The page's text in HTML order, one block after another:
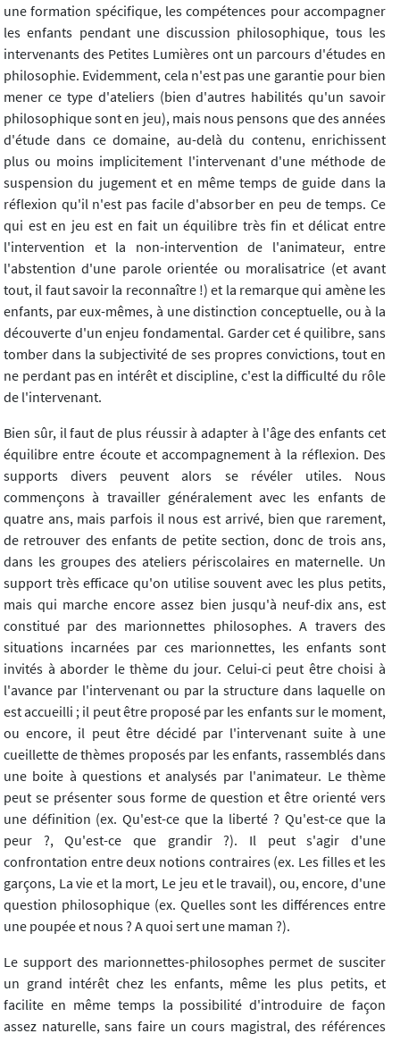
une formation spécifique, les compétences pour accompagner
les enfants pendant une discussion philosophique, tous les
intervenants des Petites Lumières ont un parcours d'études en
philosophie. Evidemment, cela n'est pas une garantie pour bien
mener ce type d'ateliers (bien d'autres habilités qu'un savoir
philosophique sont en jeu), mais nous pensons que des années
d'étude dans ce domaine, au-delà du contenu, enrichissent
plus ou moins implicitement l'intervenant d'une méthode de
suspension du jugement et en même temps de guide dans la
réflexion qu'il n'est pas facile d'absorber en peu de temps. Ce
qui est en jeu est en fait un équilibre très fin et délicat entre
l'intervention et la non-intervention de l'animateur, entre
l'abstention d'une parole orientée ou moralisatrice (et avant
tout, il faut savoir la reconnaître !) et la remarque qui amène les
enfants, par eux-mêmes, à une distinction conceptuelle, ou à la
découverte d'un enjeu fondamental. Garder cet é quilibre, sans
tomber dans la subjectivité de ses propres convictions, tout en
ne perdant pas en intérêt et discipline, c'est la difficulté du rôle
de l'intervenant.
Bien sûr, il faut de plus réussir à adapter à l'âge des enfants cet
équilibre entre écoute et accompagnement à la réflexion. Des
supports divers peuvent alors se révéler utiles. Nous
commençons à travailler généralement avec les enfants de
quatre ans, mais parfois il nous est arrivé, bien que rarement,
de retrouver des enfants de petite section, donc de trois ans,
dans les groupes des ateliers périscolaires en maternelle. Un
support très efficace qu'on utilise souvent avec les plus petits,
mais qui marche encore assez bien jusqu'à neuf-dix ans, est
constitué par des marionnettes philosophes. A travers des
situations incarnées par ces marionnettes, les enfants sont
invités à aborder le thème du jour. Celui-ci peut être choisi à
l'avance par l'intervenant ou par la structure dans laquelle on
est accueilli ; il peut être proposé par les enfants sur le moment,
ou encore, il peut être décidé par l'intervenant suite à une
cueillette de thèmes proposés par les enfants, rassemblés dans
une boite à questions et analysés par l'animateur. Le thème
peut se présenter sous forme de question et être orienté vers
une définition (ex. Qu'est-ce que la liberté ? Qu'est-ce que la
peur ?, Qu'est-ce que grandir ?). Il peut s'agir d'une
confrontation entre deux notions contraires (ex. Les filles et les
garçons, La vie et la mort, Le jeu et le travail), ou, encore, d'une
question philosophique (ex. Quelles sont les différences entre
une poupée et nous ? A quoi sert une maman ?).
Le support des marionnettes-philosophes permet de susciter
un grand intérêt chez les enfants, même les plus petits, et
facilite en même temps la possibilité d'introduire de façon
assez naturelle, sans faire un cours magistral, des références